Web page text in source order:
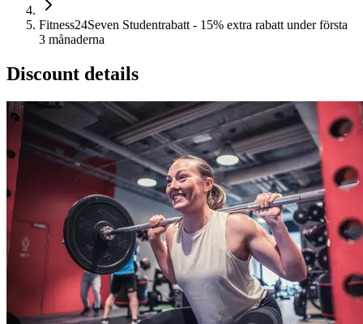
Fitness24Seven Studentrabatt - 15% extra rabatt under första
3 månaderna
Discount details